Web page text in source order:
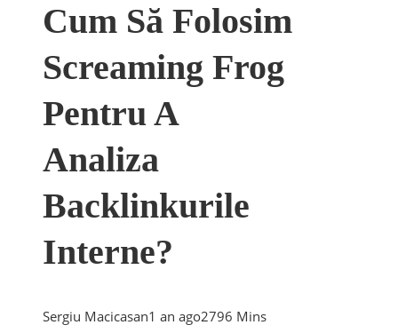
Cum Să Folosim
Screaming Frog
Pentru A
Analiza
Backlinkurile
Interne?
Sergiu Macicasan1 an ago2796 Mins